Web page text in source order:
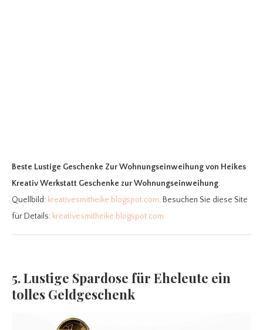
Beste Lustige Geschenke Zur Wohnungseinweihungvon Heikes
Kreativ Werkstatt Geschenke zur Wohnungseinweihung.
Quellbild: kreativesmitheike.blogspot.com. Besuchen Sie diese Site
für Details: kreativesmitheike.blogspot.com
5. Lustige Spardose für Eheleute ein
tolles Geldgeschenk